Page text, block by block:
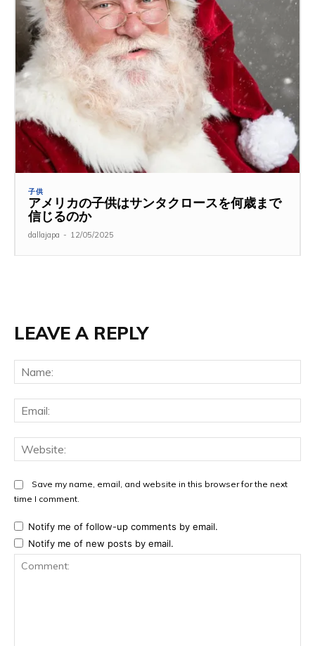
子供
アメリカの子供はサンタクロースを何歳まで
信じるのか
dallajapa - 12/05/2025
LEAVE A REPLY
Save my name, email, and website in this browser for the next
time I comment.
Notify me of follow-up comments by email.
Notify me of new posts by email.